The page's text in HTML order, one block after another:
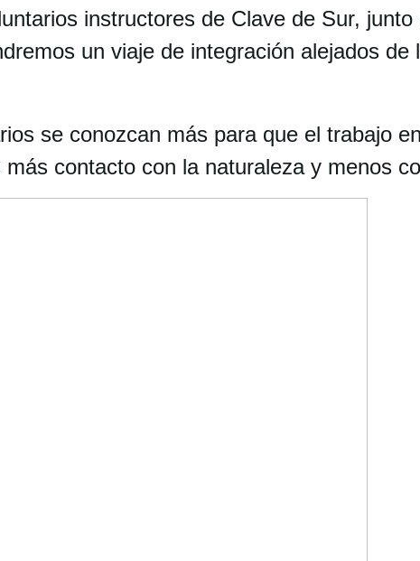
instructores de Clave de Sur,
un viaje de integración alejados de
se conozcan más para que el trabajo
contacto con la naturaleza y menos